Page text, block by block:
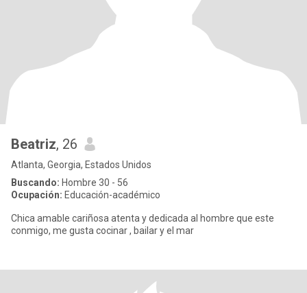
Beatriz, 26
Atlanta, Georgia, Estados Unidos
Buscando: Hombre 30 - 56
Ocupación: Educación-académico
Chica amable cariñosa atenta y dedicada al hombre que este
conmigo, me gusta cocinar , bailar y el mar